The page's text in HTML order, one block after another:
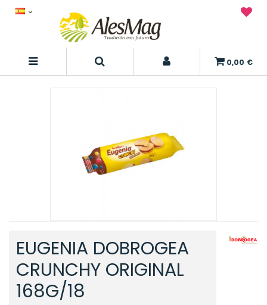
0,00 €
EUGENIA DOBROGEA
CRUNCHY ORIGINAL
168G/18